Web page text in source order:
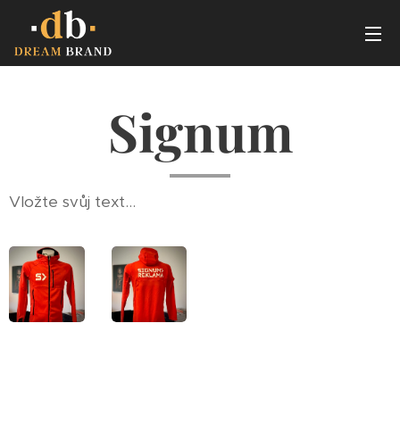
Signum
Vložte svůj text...